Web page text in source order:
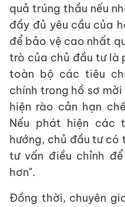
quả trúng thầu nếu
đầy đủ yêu cầu của
để bảo vệ cao nhất
trò của chủ đầu tư là
toàn bộ các tiêu
chính trong hồ sơ
hiện rào cản hạn
Nếu phát hiện các
hướng, chủ đầu tư có
tư vấn điều chỉnh
hơn".
Đồng thời, chuyên